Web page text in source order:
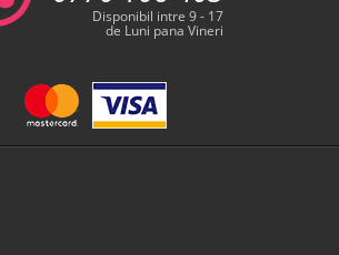
Disponibil intre 9 - 17
de Luni pana Vineri